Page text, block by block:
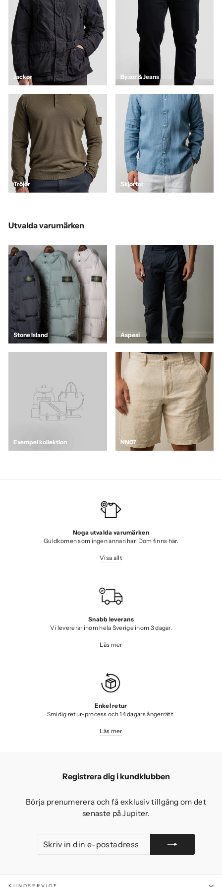
Jackor Byxor & Jeans
Tröjor Skjortor
Utvalda varumärken
Stone Island Aspesi
Exempel kollektion NN07
Noga utvalda varumärken
Guldkornen som ingen annan har. Dom finns här.
Visa allt
Snabb leverans
Vi levererar inom hela Sverige inom 3 dagar.
Läs mer
Enkel retur
Smidig retur-process och 14 dagars ångerrätt.
Läs mer
Registrera dig i kundklubben
Börja prenumerera och få exklusiv tillgång om det
senaste på Jupiter.
IN
MED
KUNDSERVICE